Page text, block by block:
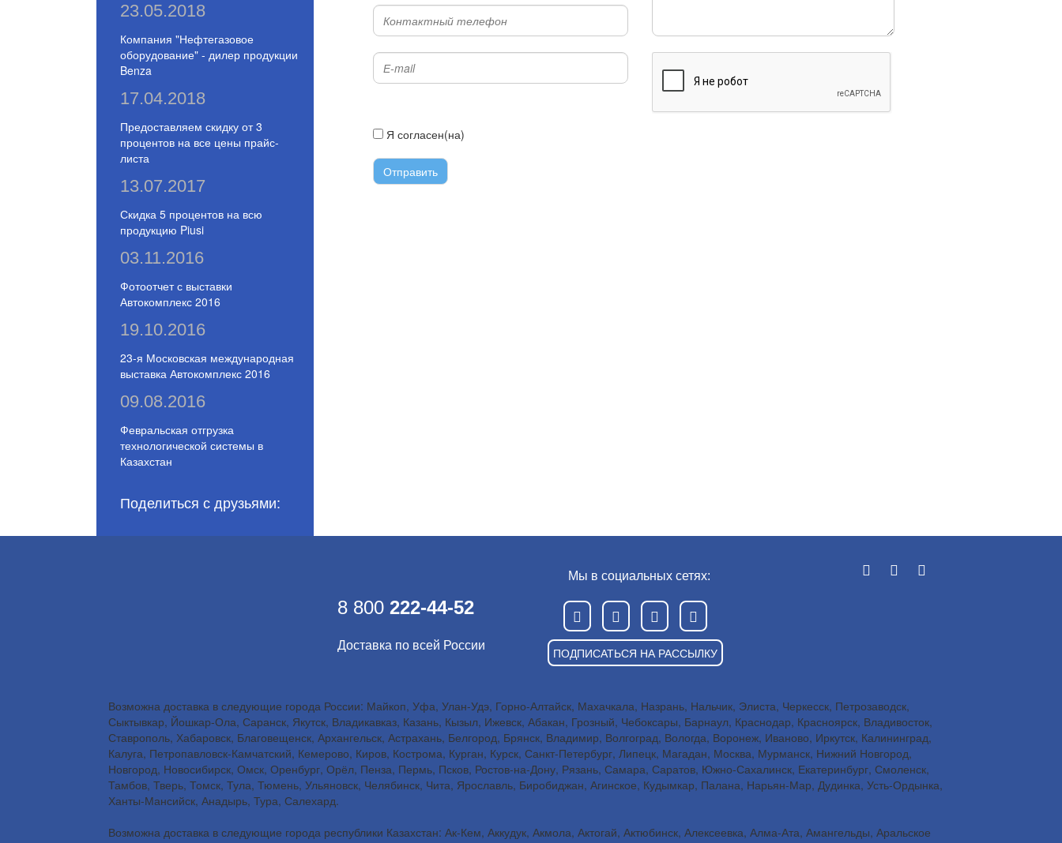
23.05.2018
Компания "Нефтегазовое
оборудование" - дилер продукции
Benza
17.04.2018
Предоставляем скидку от 3
процентов на все цены прайс-
листа
13.07.2017
Скидка 5 процентов на всю
продукцию Piusi
03.11.2016
Фотоотчет с выставки
Автокомплекс 2016
19.10.2016
23-я Московская международная
выставка Автокомплекс 2016
09.08.2016
Февральская отгрузка
технологической системы в
Казахстан
Поделиться с друзьями:
Я согласен(на)
8 800 222-44-52
Доставка по всей России
Мы в социальных сетях:
ПОДПИСАТЬСЯ НА РАССЫЛКУ
Возможна доставка в следующие города России: Майкоп, Уфа, Улан-Удэ, Горно-Алтайск, Махачкала, Назрань, Нальчик, Элиста, Черкесск, Петрозаводск,
Сыктывкар, Йошкар-Ола, Саранск, Якутск, Владикавказ, Казань, Кызыл, Ижевск, Абакан, Грозный, Чебоксары, Барнаул, Краснодар, Красноярск, Владивосток,
Ставрополь, Хабаровск, Благовещенск, Архангельск, Астрахань, Белгород, Брянск, Владимир, Волгоград, Вологда, Воронеж, Иваново, Иркутск, Калининград,
Калуга, Петропавловск-Камчатский, Кемерово, Киров, Кострома, Курган, Курск, Санкт-Петербург, Липецк, Магадан, Москва, Мурманск, Нижний Новгород,
Новгород, Новосибирск, Омск, Оренбург, Орёл, Пенза, Пермь, Псков, Ростов-на-Дону, Рязань, Самара, Саратов, Южно-Сахалинск, Екатеринбург, Смоленск,
Тамбов, Тверь, Томск, Тула, Тюмень, Ульяновск, Челябинск, Чита, Ярославль, Биробиджан, Агинское, Кудымкар, Палана, Нарьян-Мар, Дудинка, Усть-Ордынка,
Ханты-Мансийск, Анадырь, Тура, Салехард.
Возможна доставка в следующие города республики Казахстан: Ак-Кем, Аккудук, Акмола, Актогай, Актюбинск, Алексеевка, Алма-Ата, Амангельды, Аральское